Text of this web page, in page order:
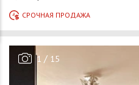
1 / 15